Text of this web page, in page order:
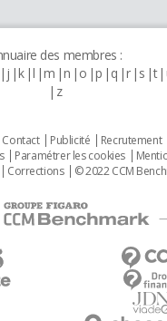
des membres :
j k l m n o p q r s t
z
Contact Publicité Recrutement
Paramétrer les cookies
Corrections © 2022 CCM